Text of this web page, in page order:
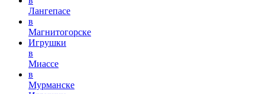
Лангепасе
в
Магнитогорске
Игрушки
в
Миассе
в
Мурманске